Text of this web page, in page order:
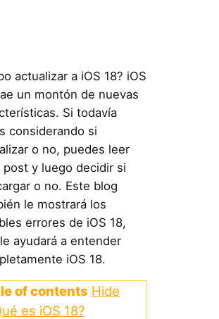
actualizar a iOS 18? iOS
un montón de nuevas
Si todavía
considerando si
o no, puedes leer
post y luego decidir si
o no. Este blog
le mostrará los
errores de iOS 18,
ayudará a entender
iOS 18.
of contents Hide
es iOS 18?